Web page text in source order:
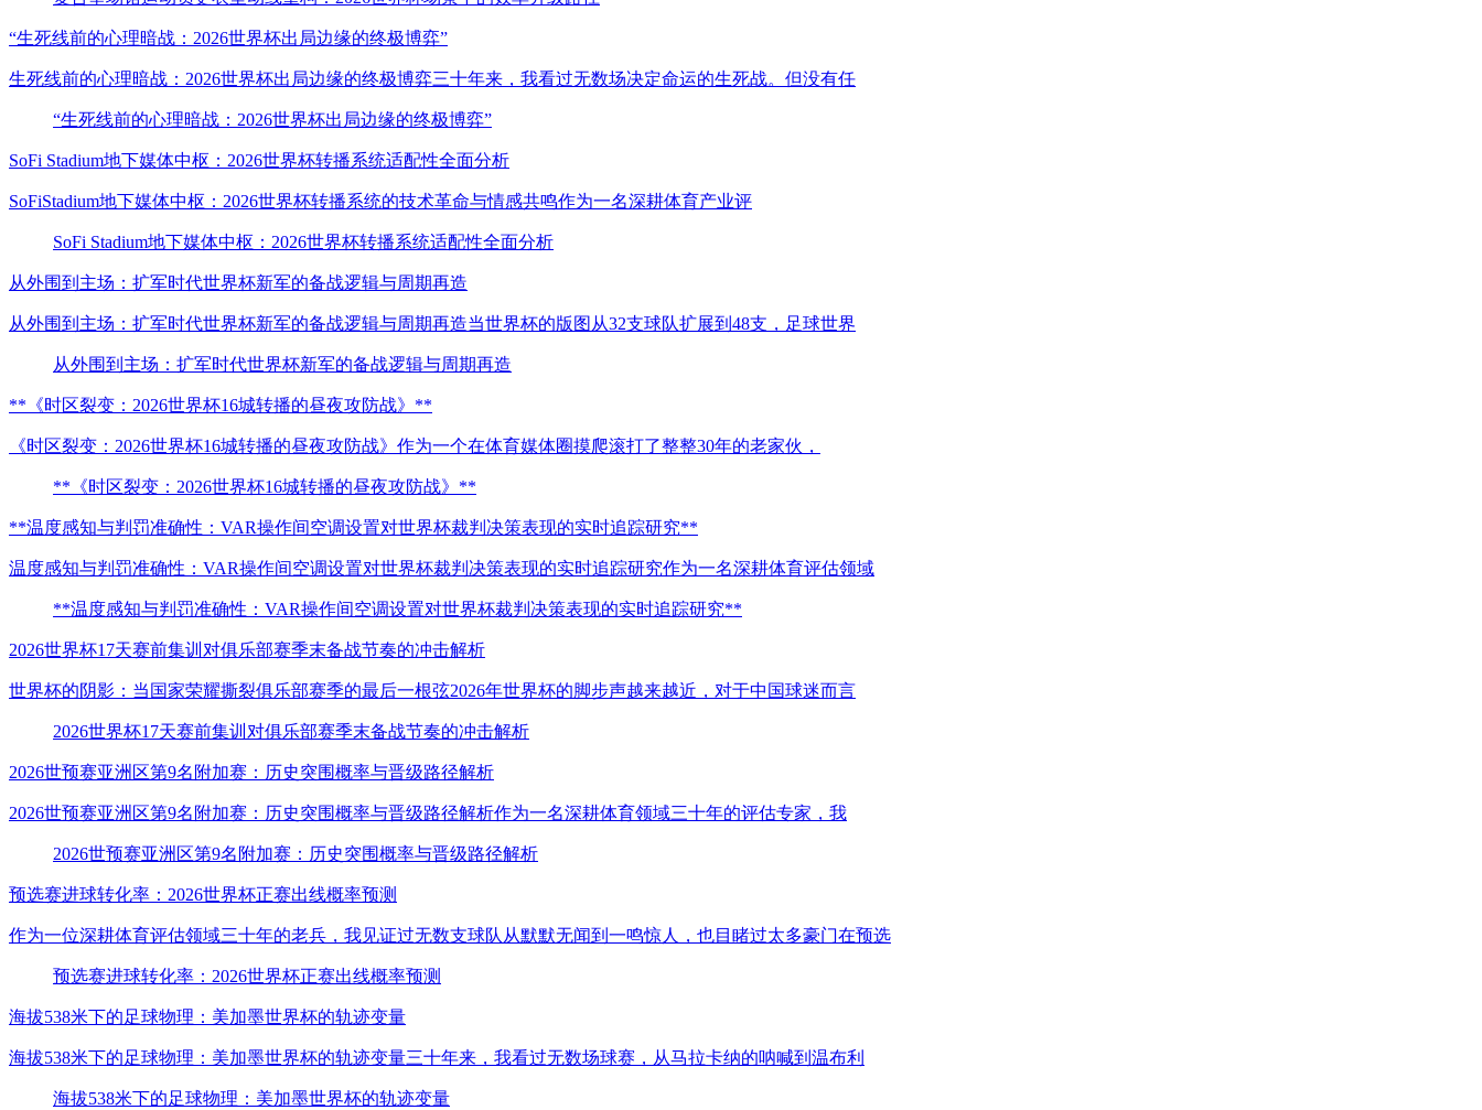
“生死线前的心理暗战：2026世界杯出局边缘的终极博弈”
生死线前的心理暗战：2026世界杯出局边缘的终极博弈三十年来，我看过无数场决定命运的生死战。但没有任
“生死线前的心理暗战：2026世界杯出局边缘的终极博弈”
SoFi Stadium地下媒体中枢：2026世界杯转播系统适配性全面分析
SoFiStadium地下媒体中枢：2026世界杯转播系统的技术革命与情感共鸣作为一名深耕体育产业评
SoFi Stadium地下媒体中枢：2026世界杯转播系统适配性全面分析
从外围到主场：扩军时代世界杯新军的备战逻辑与周期再造
从外围到主场：扩军时代世界杯新军的备战逻辑与周期再造当世界杯的版图从32支球队扩展到48支，足球世界
从外围到主场：扩军时代世界杯新军的备战逻辑与周期再造
**《时区裂变：2026世界杯16城转播的昼夜攻防战》**
《时区裂变：2026世界杯16城转播的昼夜攻防战》作为一个在体育媒体圈摸爬滚打了整整30年的老家伙，
**《时区裂变：2026世界杯16城转播的昼夜攻防战》**
**温度感知与判罚准确性：VAR操作间空调设置对世界杯裁判决策表现的实时追踪研究**
温度感知与判罚准确性：VAR操作间空调设置对世界杯裁判决策表现的实时追踪研究作为一名深耕体育评估领域
**温度感知与判罚准确性：VAR操作间空调设置对世界杯裁判决策表现的实时追踪研究**
2026世界杯17天赛前集训对俱乐部赛季末备战节奏的冲击解析
世界杯的阴影：当国家荣耀撕裂俱乐部赛季的最后一根弦2026年世界杯的脚步声越来越近，对于中国球迷而言
2026世界杯17天赛前集训对俱乐部赛季末备战节奏的冲击解析
2026世预赛亚洲区第9名附加赛：历史突围概率与晋级路径解析
2026世预赛亚洲区第9名附加赛：历史突围概率与晋级路径解析作为一名深耕体育领域三十年的评估专家，我
2026世预赛亚洲区第9名附加赛：历史突围概率与晋级路径解析
预选赛进球转化率：2026世界杯正赛出线概率预测
作为一位深耕体育评估领域三十年的老兵，我见证过无数支球队从默默无闻到一鸣惊人，也目睹过太多豪门在预选
预选赛进球转化率：2026世界杯正赛出线概率预测
海拔538米下的足球物理：美加墨世界杯的轨迹变量
海拔538米下的足球物理：美加墨世界杯的轨迹变量三十年来，我看过无数场球赛，从马拉卡纳的呐喊到温布利
海拔538米下的足球物理：美加墨世界杯的轨迹变量